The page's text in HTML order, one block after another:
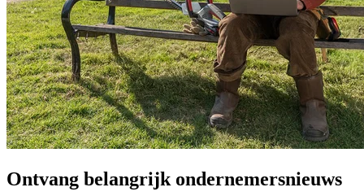
Ontvang belangrijk ondernemersnieuws